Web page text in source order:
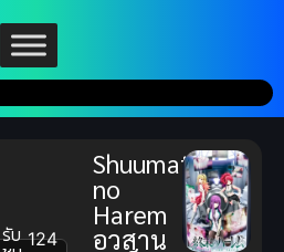
รับ 124
Shuumatsu
no
Harem
อวสาน